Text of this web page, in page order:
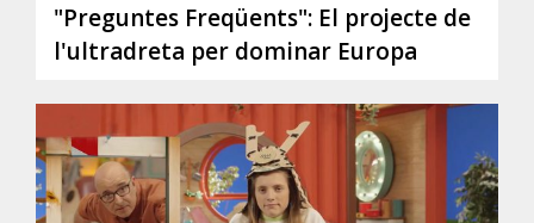
"Preguntes Freqüents": El projecte de
l'ultradreta per dominar Europa